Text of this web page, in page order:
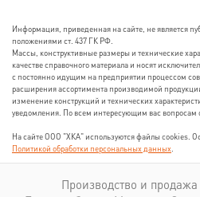
Информация, приведенная на сайте, не является
положениями ст. 437 ГК РФ.
Массы, конструктивные размеры и технические
качестве справочного материала и носят
с постоянно идущим на предприятии процессом
расширения ассортимента производимой
изменение конструкций и технических
уведомления. По всем интересующим вас вопросам
На сайте ООО "ХКА" используются файлы cookies.
Политикой обработки персональных данных
Производство и